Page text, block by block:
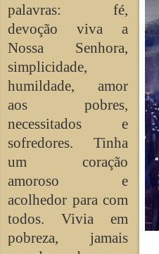
palavras: fé,
devoção viva a
Nossa Senhora,
simplicidade,
humildade, amor
aos pobres,
necessitados e
sofredores. Tinha
um coração
amoroso e
acolhedor para com
todos. Vivia em
pobreza, jamais